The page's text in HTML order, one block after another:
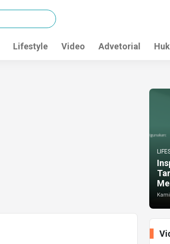
Lifestyle Video Advetorial